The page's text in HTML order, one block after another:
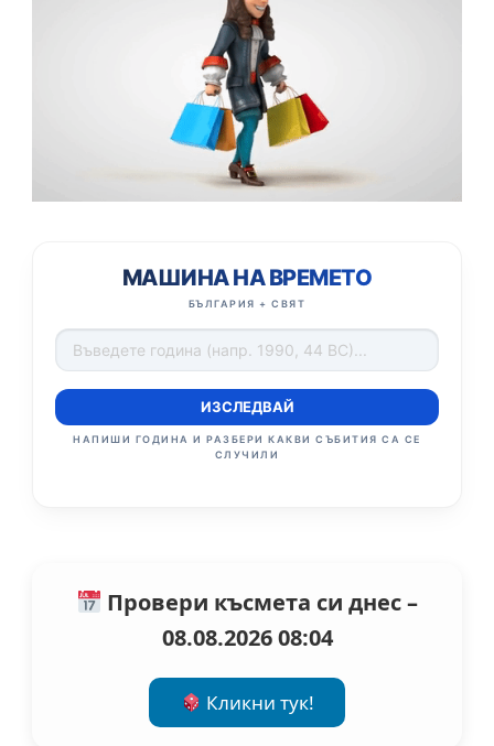
МАШИНА НА ВРЕМЕТО
БЪЛГАРИЯ + СВЯТ
ИЗСЛЕДВАЙ
НАПИШИ ГОДИНА И РАЗБЕРИ КАКВИ СЪБИТИЯ СА СЕ
СЛУЧИЛИ
Провери късмета си днес –
08.08.2026 08:04
Кликни тук!